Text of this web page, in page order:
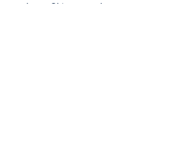
avslutter Skjæggerud.